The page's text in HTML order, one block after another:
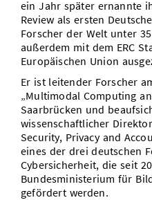
ein Jahr später ernannte
Review als ersten
Forscher der Welt unter
außerdem mit dem ERC
Europäischen Union
Er ist leitender Forscher
„Multimodal Computing
Saarbrücken und
wissenschaftlicher
Security, Privacy and
eines der drei deutschen
Cybersicherheit, die seit
Bundesministerium für
gefördert werden.